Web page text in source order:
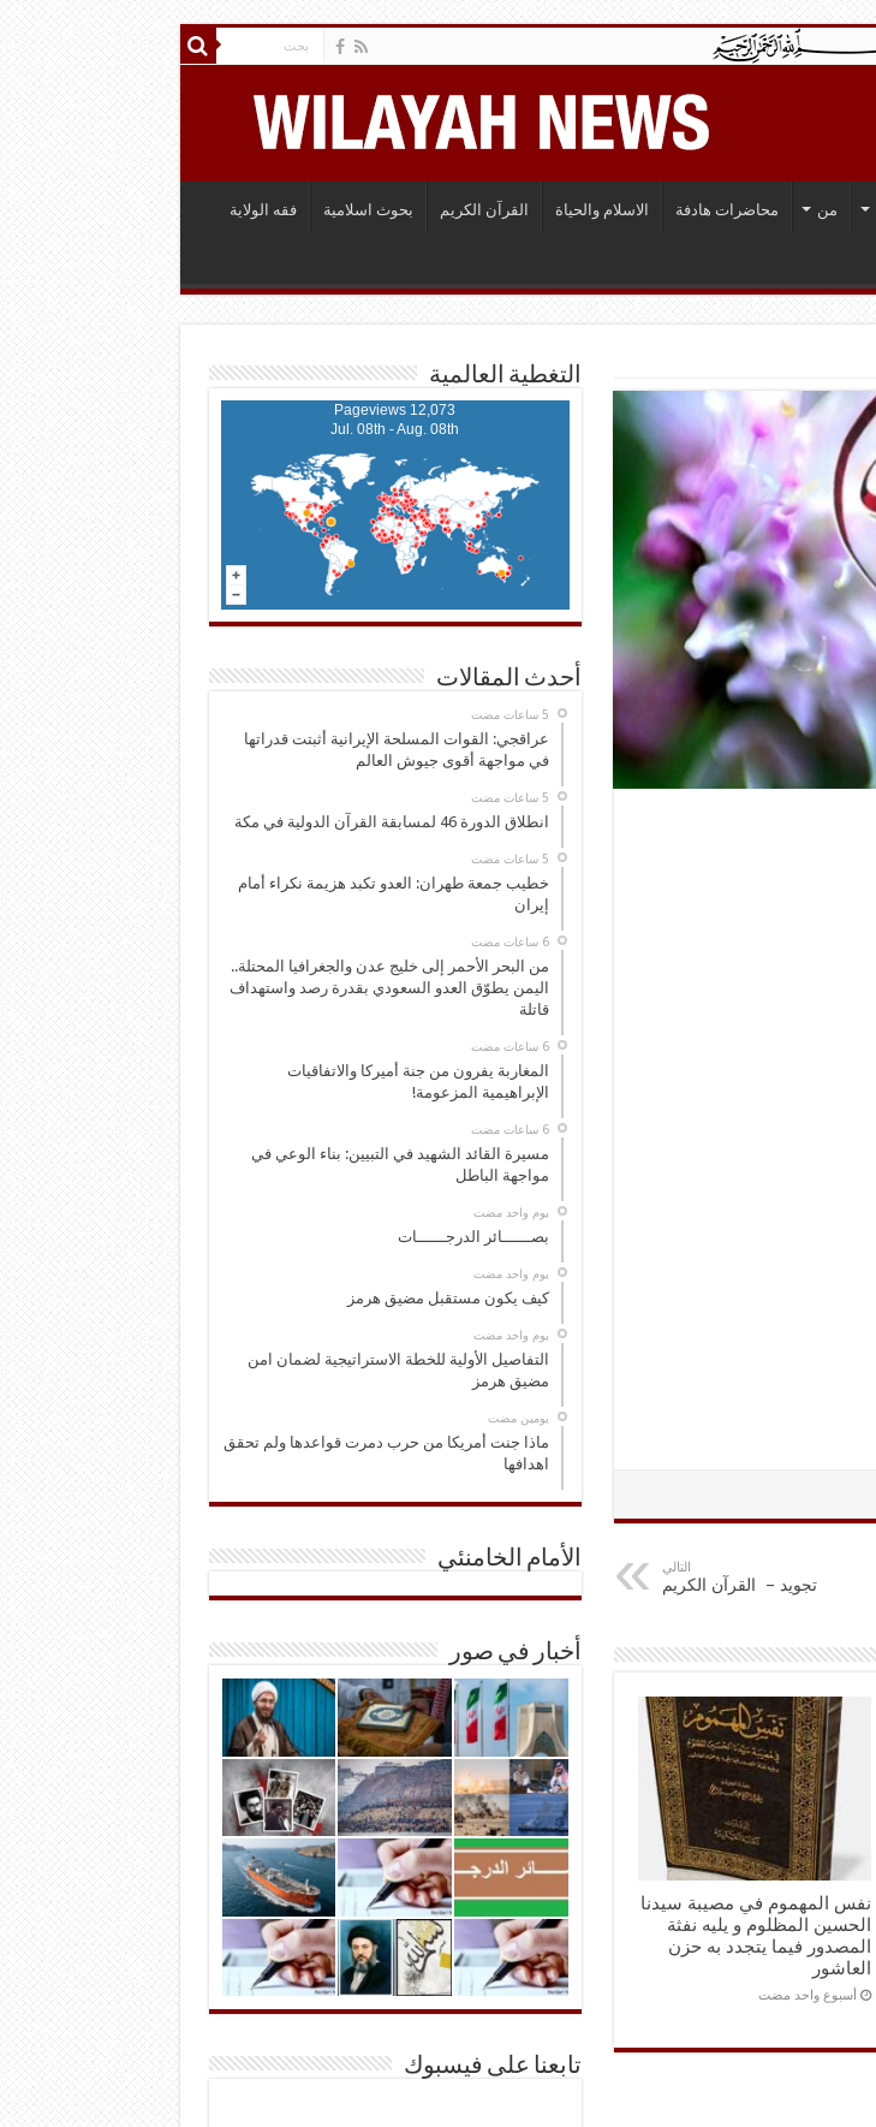
من محاضرات هادفة الاسلام والحياة القرآن الكريم بحوث اسلامية فقه الولاية
التالي
تجويد – القرآن الكريم
نفس المهموم في مصيبة سيدنا
الحسين المظلوم و يليه نفثة
المصدور فيما يتجدد به حزن
العاشور
‏أسبوع واحد مضت
التغطية العالمية
12,073 Pageviews
Jul. 08th - Aug. 08th
أحدث المقالات
عراقجي: القوات المسلحة الإيرانية أثبتت قدراتها
في مواجهة أقوى جيوش العالم
انطلاق الدورة 46 لمسابقة القرآن الدولية في مكة
خطيب جمعة طهران: العدو تكبد هزيمة نكراء أمام
إيران
‏6 ساعات مضت
من البحر الأحمر إلى خليج عدن والجغرافيا المحتلة..
اليمن يطوّق العدو السعودي بقدرة رصد واستهداف
قاتلة
‏6 ساعات مضت
المغاربة يفرون من جنة أميركا والاتفاقيات
الإبراهيمية المزعومة!
‏6 ساعات مضت
مسيرة القائد الشهيد في التبيين: بناء الوعي في
مواجهة الباطل
‏يوم واحد مضت
بصــــــائر الدرجــــــات
‏يوم واحد مضت
كيف يكون مستقبل مضيق هرمز
‏يوم واحد مضت
التفاصيل الأولية للخطة الاستراتيجية لضمان امن
مضيق هرمز
‏يومين مضت
ماذا جنت أمريكا من حرب دمرت قواعدها ولم تحقق
اهدافها
الأمام الخامنئي
أخبار في صور
تابعنا على فيسبوك